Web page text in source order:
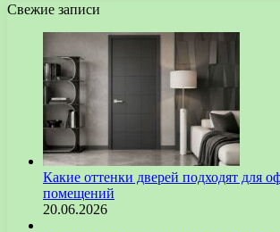
Свежие записи
Какие оттенки дверей подходят для
помещений
20.06.2026